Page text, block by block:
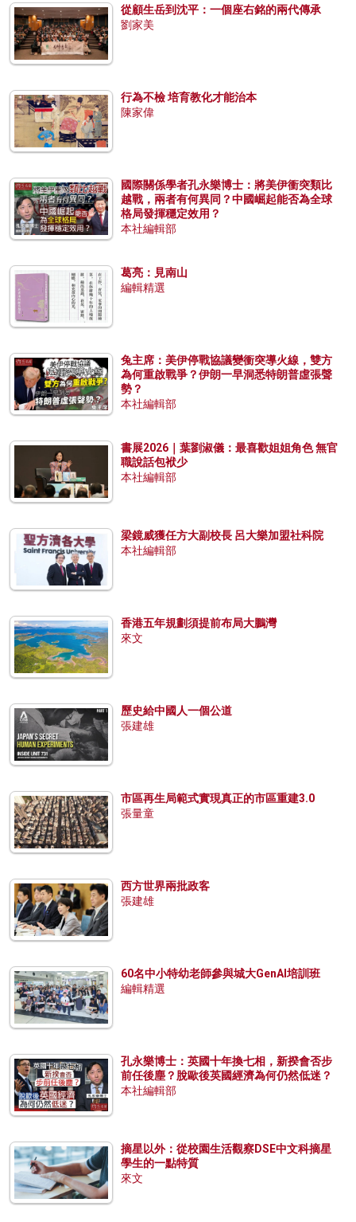
從顧生岳到沈平：一個座右銘的兩代傳承
劉家美
行為不檢 培育教化才能治本
陳家偉
國際關係學者孔永樂博士：將美伊衝突類比
越戰，兩者有何異同？中國崛起能否為全球
格局發揮穩定效用？
本社編輯部
葛亮：見南山
編輯精選
兔主席：美伊停戰協議變衝突導火線，雙方
為何重啟戰爭？伊朗一早洞悉特朗普虛張聲
勢？
本社編輯部
書展2026｜葉劉淑儀：最喜歡姐姐角色 無官
職說話包袱少
本社編輯部
梁鏡威獲任方大副校長 呂大樂加盟社科院
本社編輯部
香港五年規劃須提前布局大鵬灣
來文
歷史給中國人一個公道
張建雄
市區再生局範式實現真正的市區重建3.0
張量童
西方世界兩批政客
張建雄
60名中小特幼老師參與城大GenAI培訓班
編輯精選
孔永樂博士：英國十年換七相，新揆會否步
前任後塵？脫歐後英國經濟為何仍然低迷？
本社編輯部
摘星以外：從校園生活觀察DSE中文科摘星
學生的一點特質
來文